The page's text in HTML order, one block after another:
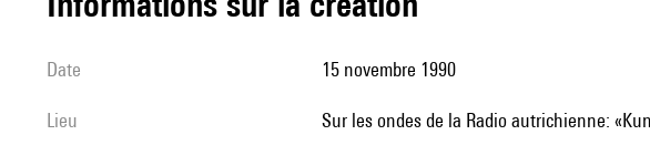
date 15 novembre 1990
lieu sur les ondes de la Radio autrichienne: